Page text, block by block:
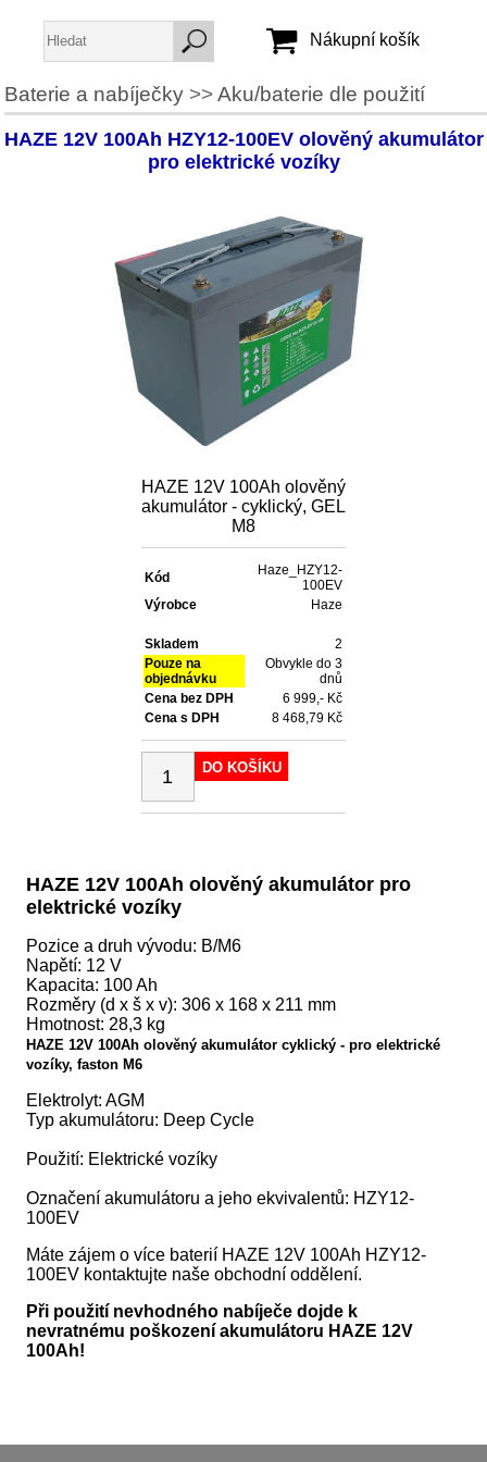
Jméno:
Heslo:
Vytvořit účet
Zapomenuté heslo
Nákupní košík
Baterie a nabíječky>>Aku/baterie dle použití
HAZE 12V 100Ah HZY12-100EV olověný akumulátor
pro elektrické vozíky
HAZE 12V 100Ah olověný
akumulátor - cyklický, GEL
M8
Kód
Haze_HZY12-
100EV
Výrobce
Haze
Skladem
2
Pouze na
objednávku
Obvykle do 3
dnů
Cena bez DPH
6 999,- Kč
Cena s DPH
8 468,79 Kč
DO KOŠÍKU
HAZE 12V 100Ah olověný akumulátor pro
elektrické vozíky
Pozice a druh vývodu: B/M6
Napětí: 12 V
Kapacita: 100 Ah
Rozměry (d x š x v): 306 x 168 x 211 mm
Hmotnost: 28,3 kg
HAZE 12V 100Ah olověný akumulátor cyklický - pro elektrické
vozíky, faston M6
Elektrolyt: AGM
Typ akumulátoru: Deep Cycle
Použití: Elektrické vozíky
Označení akumulátoru a jeho ekvivalentů: HZY12-
100EV
Máte zájem o více baterií HAZE 12V 100Ah HZY12-
100EV kontaktujte naše obchodní oddělení.
Při použití nevhodného nabíječe dojde k
nevratnému poškození akumulátoru HAZE 12V
100Ah!